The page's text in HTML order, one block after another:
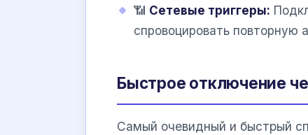
📶 Сетевые триггеры:
спровоцировать
Быстрое отключение
Самый очевидный и быстрый